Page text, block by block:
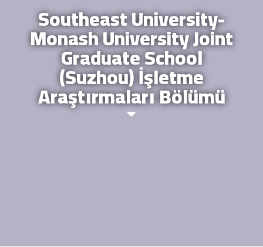
Southeast University-
Monash University Joint
Graduate School
(Suzhou) İşletme
Araştırmaları Bölümü